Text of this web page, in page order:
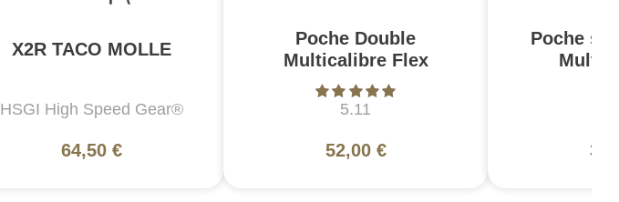
X2R TACO MOLLE
HSGI High Speed Gear®
64,50 €
Poche Double
Multicalibre Flex
5.11
52,00 €
Poche